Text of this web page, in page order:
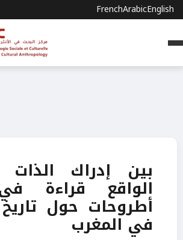
FrenchArabicEnglish
بين إدراك
الواقع قراءة
أطروحات حول تاريخ
في المغرب